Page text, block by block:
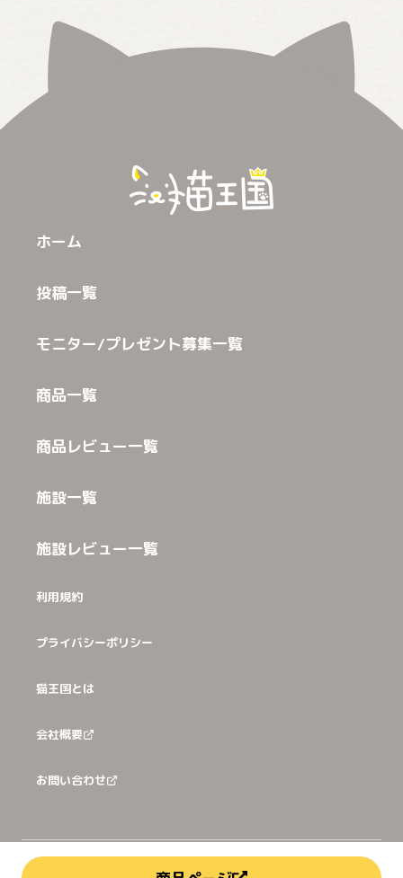
ホーム
投稿一覧
モニター/プレゼント募集一覧
商品一覧
商品レビュー一覧
施設一覧
施設レビュー一覧
利用規約
プライバシーポリシー
猫王国とは
会社概要
お問い合わせ
2026犬猫王国株式会社